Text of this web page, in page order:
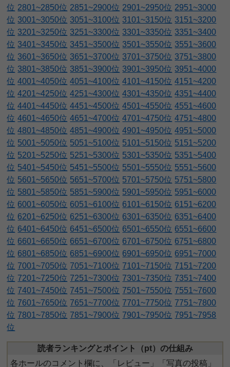
位 2801~2850位 2851~2900位 2901~2950位 2951~3000
位 3001~3050位 3051~3100位 3101~3150位 3151~3200
位 3201~3250位 3251~3300位 3301~3350位 3351~3400
位 3401~3450位 3451~3500位 3501~3550位 3551~3600
位 3601~3650位 3651~3700位 3701~3750位 3751~3800
位 3801~3850位 3851~3900位 3901~3950位 3951~4000
位 4001~4050位 4051~4100位 4101~4150位 4151~4200
位 4201~4250位 4251~4300位 4301~4350位 4351~4400
位 4401~4450位 4451~4500位 4501~4550位 4551~4600
位 4601~4650位 4651~4700位 4701~4750位 4751~4800
位 4801~4850位 4851~4900位 4901~4950位 4951~5000
位 5001~5050位 5051~5100位 5101~5150位 5151~5200
位 5201~5250位 5251~5300位 5301~5350位 5351~5400
位 5401~5450位 5451~5500位 5501~5550位 5551~5600
位 5601~5650位 5651~5700位 5701~5750位 5751~5800
位 5801~5850位 5851~5900位 5901~5950位 5951~6000
位 6001~6050位 6051~6100位 6101~6150位 6151~6200
位 6201~6250位 6251~6300位 6301~6350位 6351~6400
位 6401~6450位 6451~6500位 6501~6550位 6551~6600
位 6601~6650位 6651~6700位 6701~6750位 6751~6800
位 6801~6850位 6851~6900位 6901~6950位 6951~7000
位 7001~7050位 7051~7100位 7101~7150位 7151~7200
位 7201~7250位 7251~7300位 7301~7350位 7351~7400
位 7401~7450位 7451~7500位 7501~7550位 7551~7600
位 7601~7650位 7651~7700位 7701~7750位 7751~7800
位 7801~7850位 7851~7900位 7901~7950位 7951~7958
位
読者ランキングとポイント（pt）の仕組み
各ホールのコメント欄に、「レビュー」「写真の投稿」